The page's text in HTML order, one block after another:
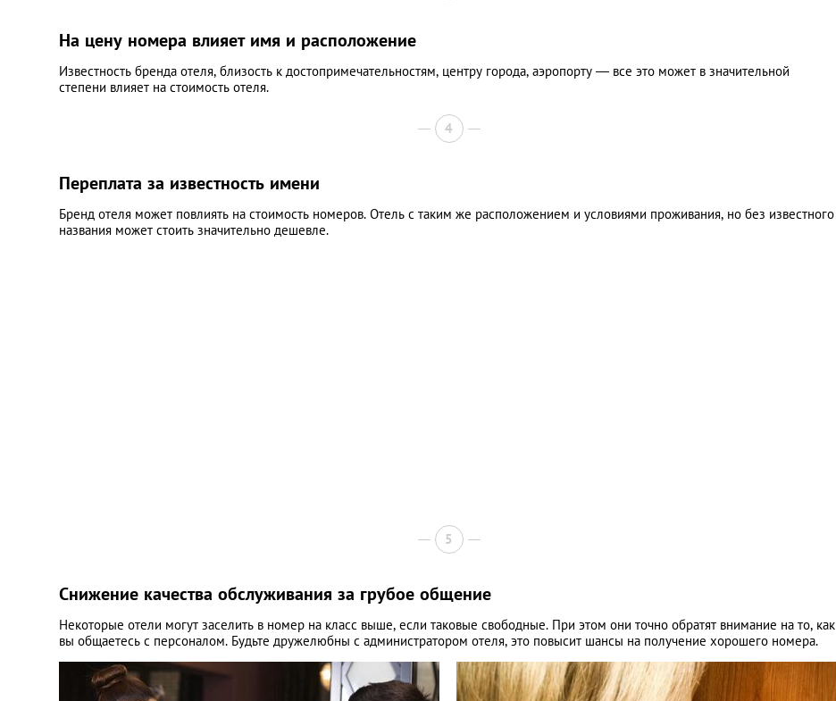
На цену номера влияет имя и расположение
Известность бренда отеля, близость к достопримечательностям, центру города, аэропорту — все это может в значительной
степени влияет на стоимость отеля.
4
Переплата за известность имени
Бренд отеля может повлиять на стоимость номеров. Отель с таким же расположением и условиями проживания, но без известного
названия может стоить значительно дешевле.
5
Снижение качества обслуживания за грубое общение
Некоторые отели могут заселить в номер на класс выше, если таковые свободные. При этом они точно обратят внимание на то, как
вы общаетесь с персоналом. Будьте дружелюбны с администратором отеля, это повысит шансы на получение хорошего номера.